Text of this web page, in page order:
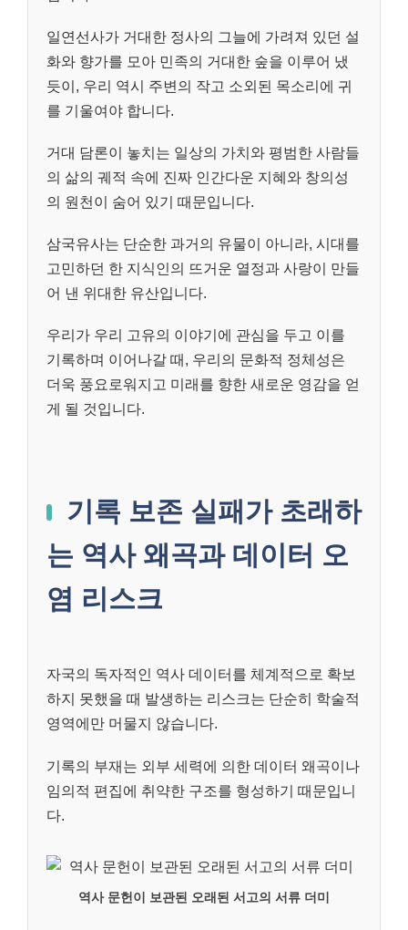
일연선사가 거대한 정사의 그늘에 가려져 있던 설
화와 향가를 모아 민족의 거대한 숲을 이루어 냈
듯이, 우리 역시 주변의 작고 소외된 목소리에 귀
를 기울여야 합니다.
거대 담론이 놓치는 일상의 가치와 평범한 사람들
의 삶의 궤적 속에 진짜 인간다운 지혜와 창의성
의 원천이 숨어 있기 때문입니다.
삼국유사는 단순한 과거의 유물이 아니라, 시대를
고민하던 한 지식인의 뜨거운 열정과 사랑이 만들
어 낸 위대한 유산입니다.
우리가 우리 고유의 이야기에 관심을 두고 이를
기록하며 이어나갈 때, 우리의 문화적 정체성은
더욱 풍요로워지고 미래를 향한 새로운 영감을 얻
게 될 것입니다.
기록 보존 실패가 초래하
는 역사 왜곡과 데이터 오
염 리스크
자국의 독자적인 역사 데이터를 체계적으로 확보
하지 못했을 때 발생하는 리스크는 단순히 학술적
영역에만 머물지 않습니다.
기록의 부재는 외부 세력에 의한 데이터 왜곡이나
임의적 편집에 취약한 구조를 형성하기 때문입니
다.
역사 문헌이 보관된 오래된 서고의 서류 더미